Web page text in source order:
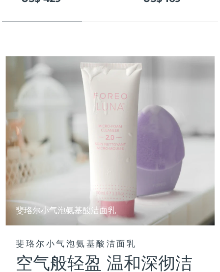
斐珞尔小气泡氨基酸洁面乳
斐珞尔小气泡氨基酸洁面乳
空气般轻盈 温和深彻洁